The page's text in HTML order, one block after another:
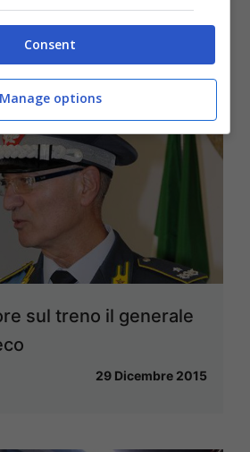
sul treno il generale
29 Dicembre 2015
Consent
Manage options